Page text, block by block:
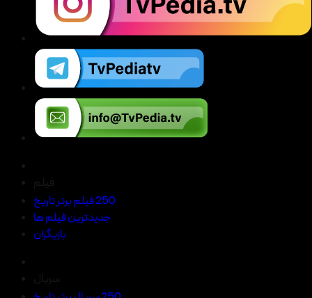
250 فیلم برتر تاریخ
جدیدترین فیلم ها
بازیگران